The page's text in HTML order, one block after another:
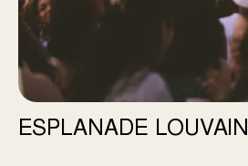
ESPLANADE LOUVAIN